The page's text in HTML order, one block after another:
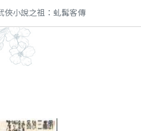
俠小說之祖：虬髯客傳